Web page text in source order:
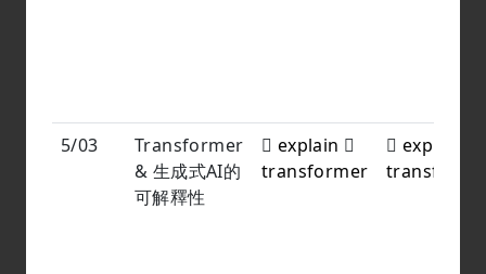
5/03
Transformer
& 生成式AI的
可解釋性
explain
transformer
explain